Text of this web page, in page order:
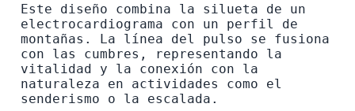
Este diseño combina la silueta de un
electrocardiograma con un perfil de
montañas. La línea del pulso se fusiona
con las cumbres, representando la
vitalidad y la conexión con la
naturaleza en actividades como el
senderismo o la escalada.